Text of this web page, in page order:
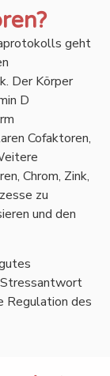
geht
Der Körper
D
Cofaktoren,
Chrom, Zink,
zu
und den
Stressantwort
Regulation des